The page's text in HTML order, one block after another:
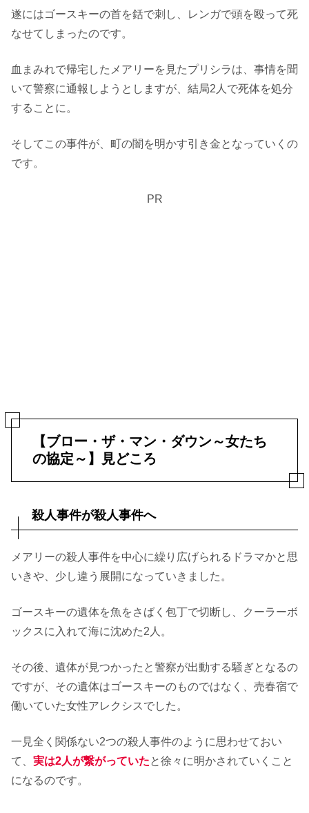
遂にはゴースキーの首を銛で刺し、レンガで頭を殴って死
なせてしまったのです。
血まみれで帰宅したメアリーを見たプリシラは、事情を聞
いて警察に通報しようとしますが、結局2人で死体を処分
することに。
そしてこの事件が、町の闇を明かす引き金となっていくの
です。
PR
【ブロー・ザ・マン・ダウン～女たち
の協定～】見どころ
殺人事件が殺人事件へ
メアリーの殺人事件を中心に繰り広げられるドラマかと思
いきや、少し違う展開になっていきました。
ゴースキーの遺体を魚をさばく包丁で切断し、クーラーボ
ックスに入れて海に沈めた2人。
その後、遺体が見つかったと警察が出動する騒ぎとなるの
ですが、その遺体はゴースキーのものではなく、売春宿で
働いていた女性アレクシスでした。
一見全く関係ない2つの殺人事件のように思わせておい
て、 実は2人が繋がっていたと徐々に明かされていくこと
になるのです。